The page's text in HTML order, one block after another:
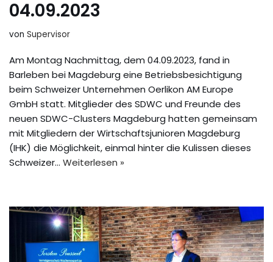
04.09.2023
von Supervisor
Am Montag Nachmittag, dem 04.09.2023, fand in
Barleben bei Magdeburg eine Betriebsbesichtigung
beim Schweizer Unternehmen Oerlikon AM Europe
GmbH statt. Mitglieder des SDWC und Freunde des
neuen SDWC-Clusters Magdeburg hatten gemeinsam
mit Mitgliedern der Wirtschaftsjunioren Magdeburg
(IHK) die Möglichkeit, einmal hinter die Kulissen dieses
Schweizer… Weiterlesen »